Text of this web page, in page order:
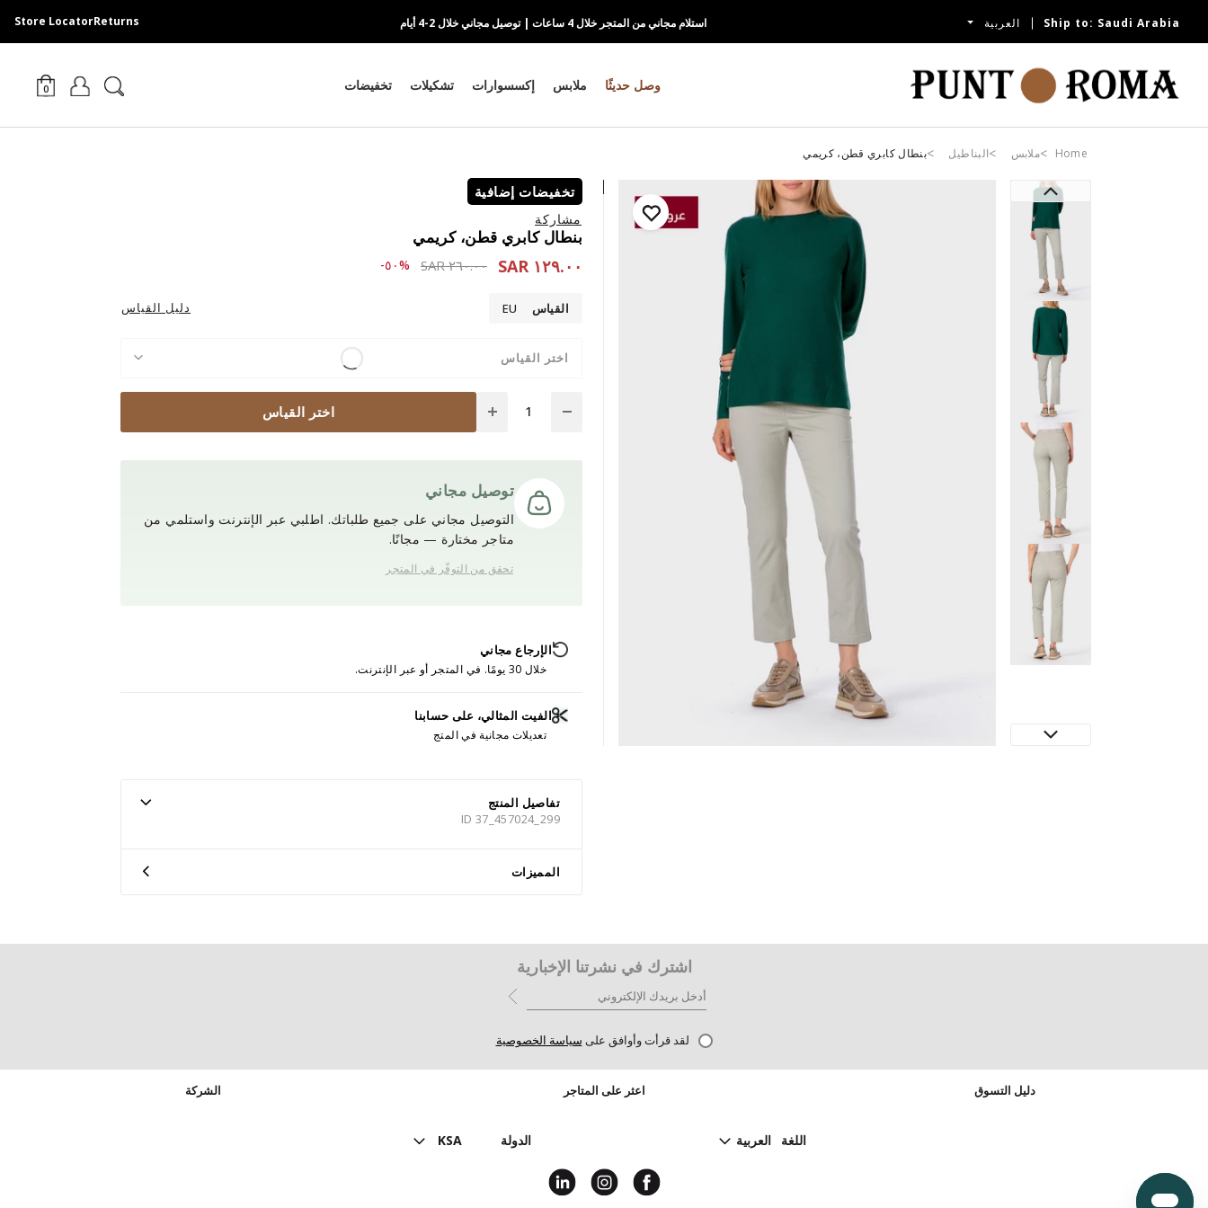
Ship to: Saudi Arabia العربية استلام مجاني من المتجر خلال 4 ساعات | توصيل مجاني خلال 2-4 أيام Returns
Store Locator
وصل حديثًا ملابس إكسسوارات تشكيلات تخفيضات 0
Home ملابس البناطيل بنطال كابري قطن، كريمي
تخفيضات إضافية
مشاركة
بنطال كابري قطن، كريمي
١٢٩.٠٠ SAR Price reduced from
٢٦٠.٠٠ SAR to ١٢٩.٠٠ SAR%٥٠-
القياس EU دليل القياس
اختر القياس
اختر القياس
توصيل مجاني
التوصيل مجاني على جميع طلباتك. اطلبي عبر الإنترنت واستلمي من
متاجر مختارة — مجانًا.
تحقق من التوفّر في المتجر
الإرجاع مجاني
خلال 30 يومًا. في المتجر أو عبر الإنترنت.
الفيت المثالي، على حسابنا
تعديلات مجانية في المتج
تفاصيل المنتج
ID 37_457024_299
المميزات
اشترك في نشرتنا الإخبارية
لقد قرأت وأوافق على سياسة الخصوصية
دليل التسوق اعثر على المتاجر الشركة
اللغة العربية الدولة KSA